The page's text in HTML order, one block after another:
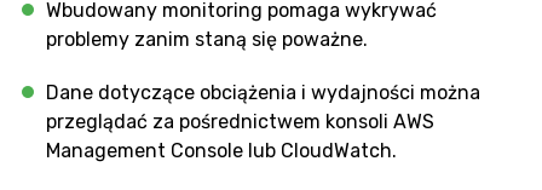
Wbudowany monitoring pomaga wykrywać
problemy zanim staną się poważne.
Dane dotyczące obciążenia i wydajności można
przeglądać za pośrednictwem konsoli AWS
Management Console lub CloudWatch.